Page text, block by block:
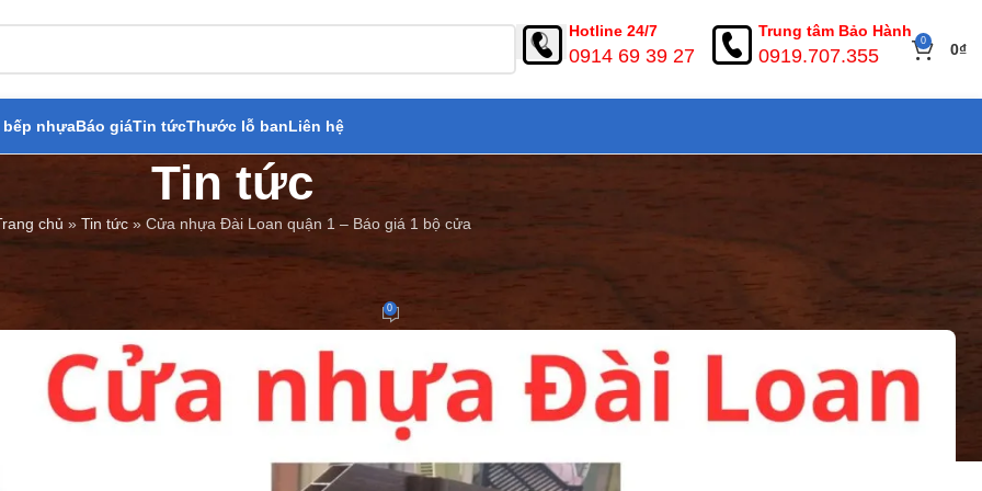
Hotline 24/7
0914 69 39 27
Trung tâm Bảo Hành
0919.707.355
0 0₫
bếp nhựaBáo giáTin tứcThước lỗ banLiên hệ
Tin tức
chủ » Tin tức » Cửa nhựa Đài Loan quận 1 – Báo giá 1 bộ cửa
Đài Loan quận 1 – Báo giá 1 bộ cửa
0